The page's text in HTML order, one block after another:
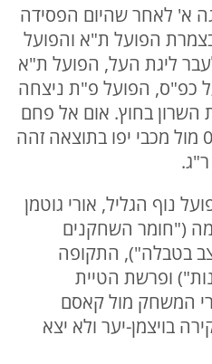
א' לאחר שהיום הפסידה
שלם. בצמרת הפועל ת"א והפועל
ליגת העל, הפועל ת"א
הפועל כפ"ס, הפועל פ"ת ניצחה
0:1 את רמת השרון בחוץ. אום אל פחם
נשארה בחיים עם תיקו 0:0 מול מכבי יפו בתוצאה זהה
נוף הגליל, אורי גוטמן
("חומר השחקנים
בטבלה"), התקופה
ופרשת הטיית
המשחק מול קאסם
בויצמן-יער ולא יצא